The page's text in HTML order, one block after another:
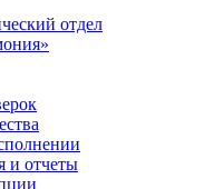
отдел
и отчеты